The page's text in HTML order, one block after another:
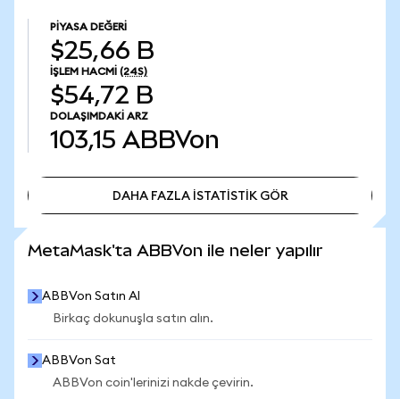
PIYASA DEĞERI
$25,66 B
İŞLEM HACMI (24S)
$54,72 B
DOLAŞIMDAKI ARZ
103,15 ABBVon
DAHA FAZLA İSTATİSTİK GÖR
MetaMask'ta ABBVon ile neler yapılır
ABBVon Satın Al
Birkaç dokunuşla satın alın.
ABBVon Sat
ABBVon coin'lerinizi nakde çevirin.